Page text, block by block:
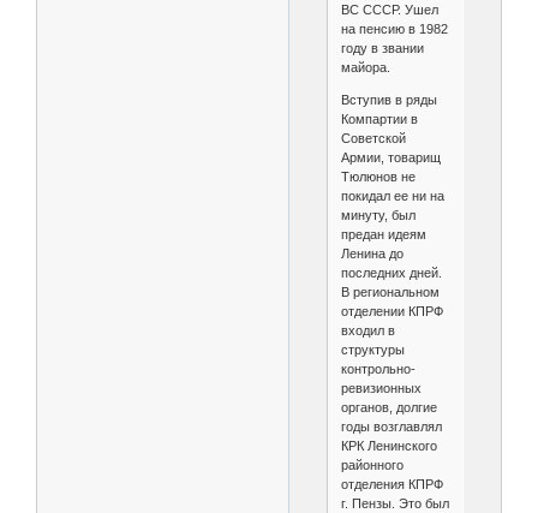
ВС СССР. Ушел
на пенсию в 1982
году в звании
майора.
Вступив в ряды
Компартии в
Советской
Армии, товарищ
Тюлюнов не
покидал ее ни на
минуту, был
предан идеям
Ленина до
последних дней.
В региональном
отделении КПРФ
входил в
структуры
контрольно-
ревизионных
органов, долгие
годы возглавлял
КРК Ленинского
районного
отделения КПРФ
г. Пензы. Это был